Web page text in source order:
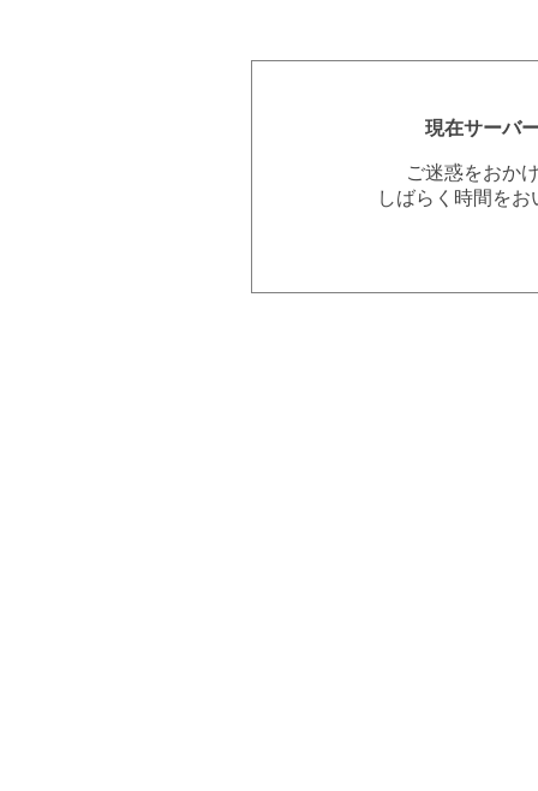
現在サーバ
ご迷惑をおか
しばらく時間を